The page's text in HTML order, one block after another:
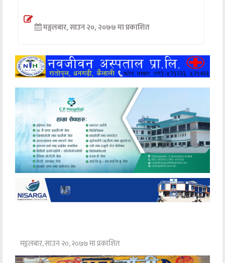
अन्तर्वार्ता
खेलकुद
मनोरञ्जन
अन्य
मङ्गलबार, साउन २०, २०७७ मा प्रकाशित
मङ्गलबार, साउन २०, २०७७ मा प्रकाशित